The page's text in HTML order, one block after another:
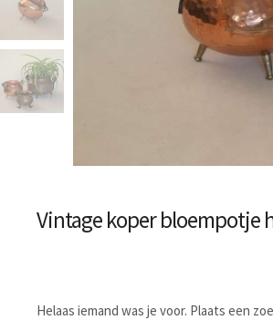
Vintage koper bloempotje
Helaas iemand was je voor. Plaats een